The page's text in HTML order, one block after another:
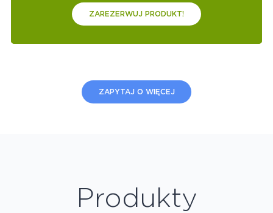
ZAREZERWUJ PRODUKT!
ZAPYTAJ O WIĘCEJ
Produkty